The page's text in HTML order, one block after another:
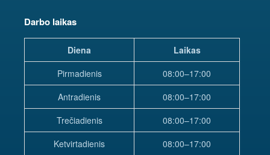
Darbo laikas
Diena
Laikas
Pirmadienis
08:00–17:00
Antradienis
08:00–17:00
Trečiadienis
08:00–17:00
Ketvirtadienis
08:00–17:00